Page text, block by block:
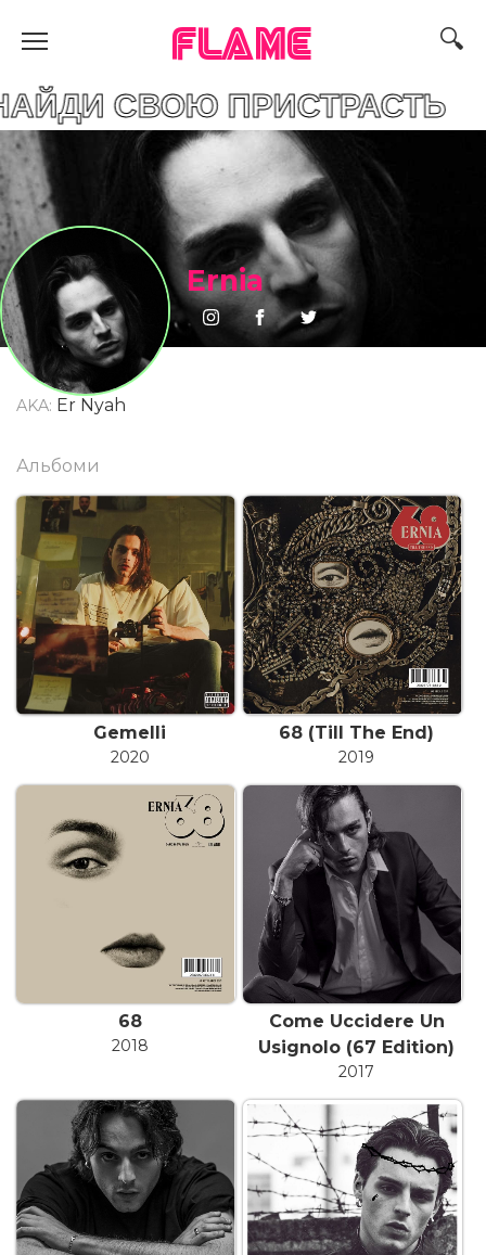
FLAME
ПРИСТРАСТЬ
Ernia
AKA: Er Nyah
Альбоми
Gemelli
2020
68 (Till The End)
2019
68
2018
Come Uccidere Un
Usignolo (67 Edition)
2017